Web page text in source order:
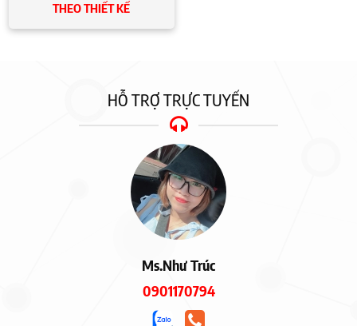
THEO THIẾT KẾ
HỖ TRỢ TRỰC TUYẾN
Ms.Như Trúc
0901170794